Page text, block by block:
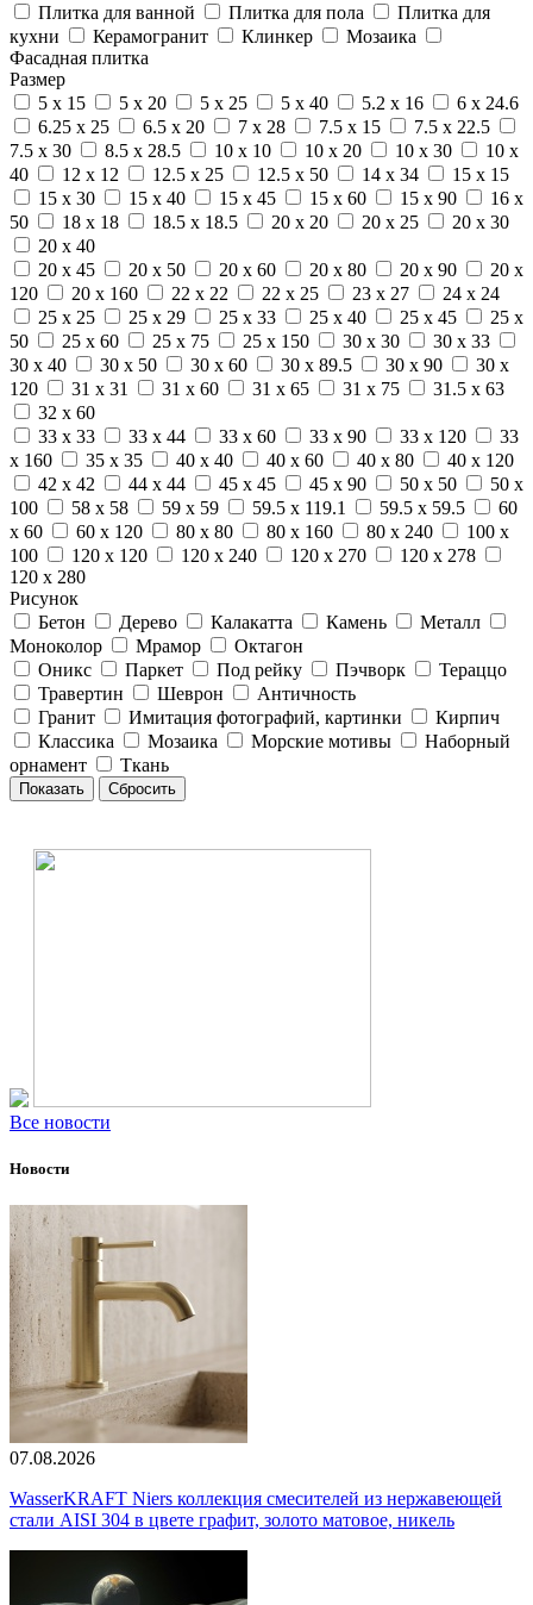
Плитка для ванной
Плитка для пола
Плитка для
кухни
Керамогранит Клинкер
Мозаика
Фасадная плитка
Размер
5 x 15
5 x 20 5 x 25 5 x 40 5.2 x 16
6 x 24.6
6.25 x 25
6.5 x 20 7 x 28 7.5 x 15
7.5 x 22.5
7.5 x 30
8.5 x 28.5 10 x 10 10 x 20 10 x 30
10 x
40
12 x 12 12.5 x 25 12.5 x 50 14 x 34
15 x 15
15 x 30
15 x 40 15 x 45 15 x 60 15 x 90
16 x
50
18 x 18 18.5 x 18.5 20 x 20 20 x 25
20 x 30
20 x 40
20 x 45
20 x 50 20 x 60 20 x 80 20 x 90
20 x
120
20 x 160 22 x 22 22 x 25 23 x 27
24 x 24
25 x 25
25 x 29 25 x 33 25 x 40 25 x 45
25 x
50
25 x 60 25 x 75 25 x 150 30 x 30
30 x 33
30 x 40
30 x 50 30 x 60 30 x 89.5 30 x 90
30 x
120
31 x 31 31 x 60 31 x 65 31 x 75
31.5 x 63
32 x 60
33 x 33
33 x 44 33 x 60 33 x 90 33 x 120
33
x 160
35 x 35 40 x 40 40 x 60 40 x 80
40 x 120
42 x 42
44 x 44 45 x 45 45 x 90 50 x 50
50 x
100
58 x 58 59 x 59 59.5 x 119.1 59.5 x 59.5
60
x 60
60 x 120 80 x 80 80 x 160 80 x 240
100 x
100
120 x 120 120 x 240 120 x 270
120 x 278
120 x 280
Рисунок
Бетон
Дерево Калакатта Камень
Металл
Моноколор
Мрамор
Октагон
Оникс
Паркет Под рейку Пэчворк
Тераццо
Травертин
Шеврон
Античность
Гранит
Имитация фотографий, картинки
Кирпич
Классика
Мозаика Морские мотивы
Наборный
орнамент
Ткань
Все новости
Новости
07.08.2026
WasserKRAFT Niers коллекция смесителей из нержавеющей
стали AISI 304 в цвете графит, золото матовое, никель